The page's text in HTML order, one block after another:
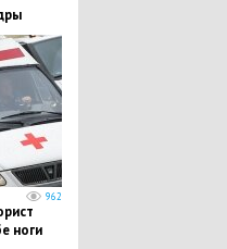
962
ноги